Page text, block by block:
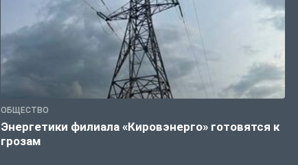
ОБЩЕСТВО
Энергетики филиала «Кировэнерго» готовятся к
грозам